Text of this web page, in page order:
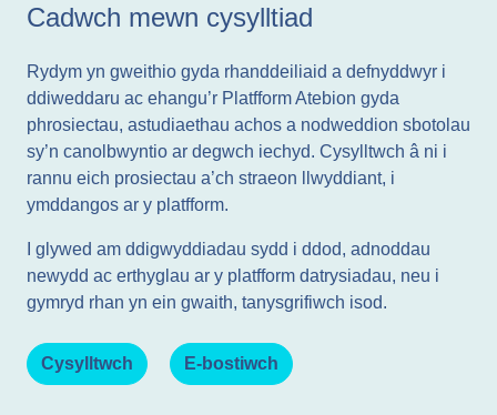
Cadwch mewn cysylltiad
Rydym yn gweithio gyda rhanddeiliaid a defnyddwyr i
ddiweddaru ac ehangu’r Platfform Atebion gyda
phrosiectau, astudiaethau achos a nodweddion sbotolau
sy’n canolbwyntio ar degwch iechyd. Cysylltwch â ni i
rannu eich prosiectau a’ch straeon llwyddiant, i
ymddangos ar y platfform.
I glywed am ddigwyddiadau sydd i ddod, adnoddau
newydd ac erthyglau ar y platfform datrysiadau, neu i
gymryd rhan yn ein gwaith, tanysgrifiwch isod.
Cysylltwch E-bostiwch